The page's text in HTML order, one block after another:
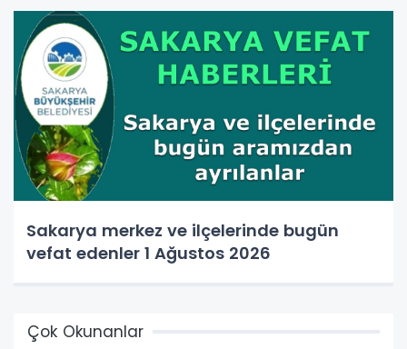
Sakarya merkez ve ilçelerinde bugün
vefat edenler 1 Ağustos 2026
Çok Okunanlar